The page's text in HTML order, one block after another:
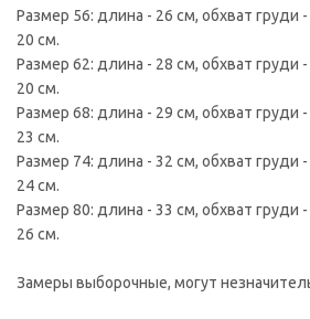
Размер 56: длина - 26 см, обхват груди
20 см.
Размер 62: длина - 28 см, обхват груди
20 см.
Размер 68: длина - 29 см, обхват груди
23 см.
Размер 74: длина - 32 см, обхват груди
24 см.
Размер 80: длина - 33 см, обхват груди
26 см.
Замеры выборочные, могут